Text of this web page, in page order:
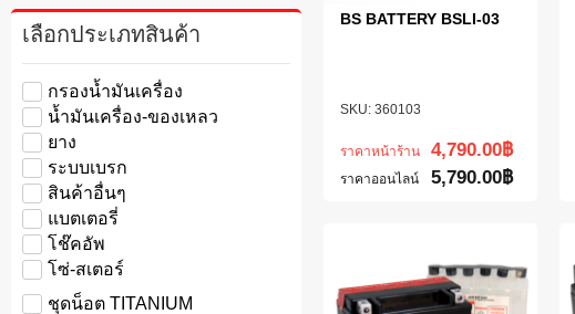
เลือกประเภทสินค้า
กรองน้ำมันเครื่อง
น้ำมันเครื่อง-ของเหลว
ยาง
ระบบเบรก
สินค้าอื่นๆ
แบตเตอรี่
โช๊คอัพ
โซ่-สเตอร์
ชุดน็อต TITANIUM
360103
BS BATTERY BSLI-03
ราคาหน้าร้าน 4,790.00฿
ราคาออนไลน์ 5,790.00฿